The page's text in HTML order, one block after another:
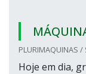
PLURIMAQUINAS /
Hoje em dia,